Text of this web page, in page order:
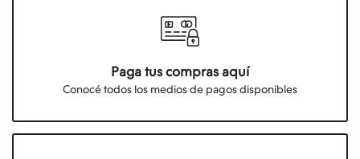
Paga tus compras aquí
Conocé todos los medios de pagos disponibles